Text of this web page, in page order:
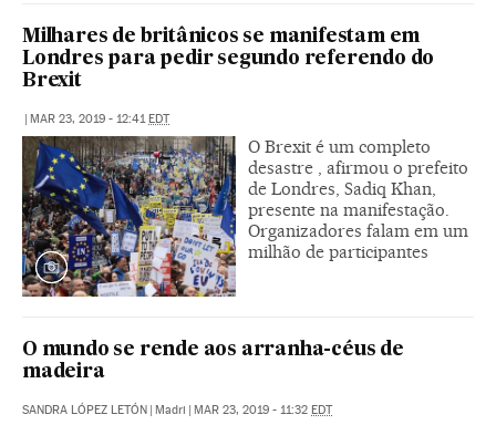
Milhares de britânicos se manifestam em
Londres para pedir segundo referendo do
Brexit
| MAR 23, 2019 - 12:41EDT
O Brexit é um completo
desastre , afirmou o prefeito
de Londres, Sadiq Khan,
presente na manifestação.
Organizadores falam em um
milhão de participantes
O mundo se rende aos arranha-céus de
madeira
SANDRA LÓPEZ LETÓN | Madri | MAR 23, 2019 - 11:32 EDT